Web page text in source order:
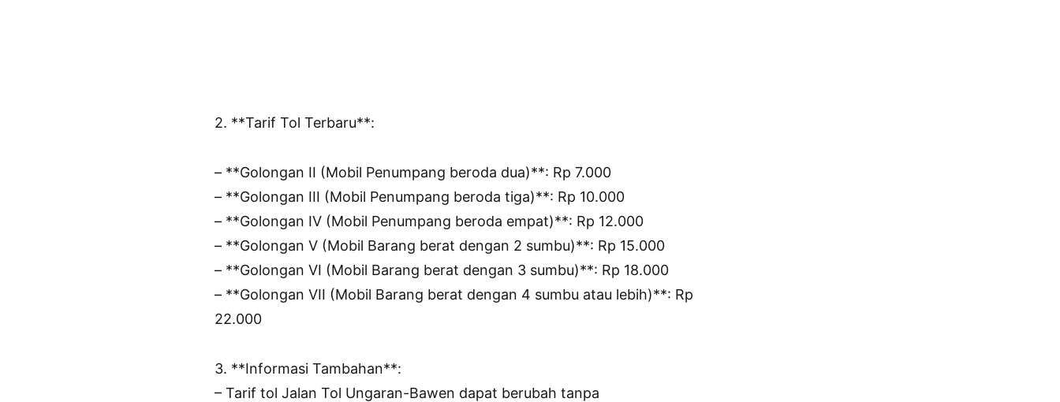
2. **Tarif Tol Terbaru**:
– **Golongan II (Mobil Penumpang beroda dua)**: Rp 7.000
– **Golongan III (Mobil Penumpang beroda tiga)**: Rp 10.000
– **Golongan IV (Mobil Penumpang beroda empat)**: Rp 12.000
– **Golongan V (Mobil Barang berat dengan 2 sumbu)**: Rp 15.000
– **Golongan VI (Mobil Barang berat dengan 3 sumbu)**: Rp 18.000
– **Golongan VII (Mobil Barang berat dengan 4 sumbu atau lebih)**: Rp
22.000
3. **Informasi Tambahan**:
– Tarif tol Jalan Tol Ungaran-Bawen dapat berubah tanpa